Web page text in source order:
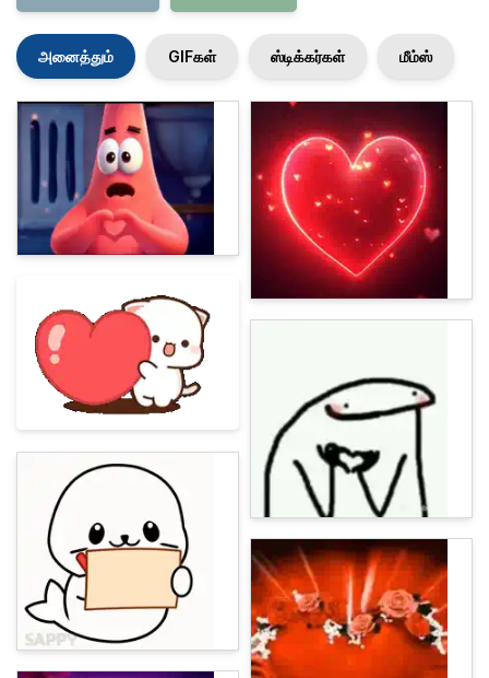
அனைத்தும் GIFகள் ஸ்டிக்கர்கள் மீம்ஸ்